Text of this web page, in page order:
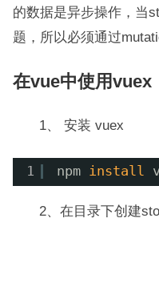
的数据是异步操作，当
题，所以必须通过
在vue中使用vuex
1、 安装 vuex
1 npm install
2、在目录下创建